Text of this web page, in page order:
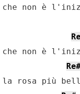
che non è